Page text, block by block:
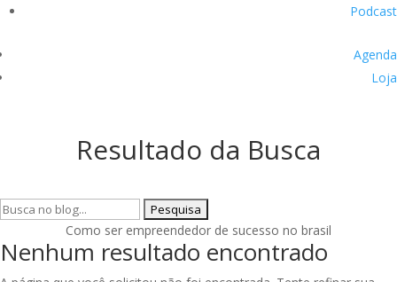
Podcast
Agenda
Loja
Resultado da Busca
Pesquisar
Como ser empreendedor de sucesso no brasil
Nenhum resultado encontrado